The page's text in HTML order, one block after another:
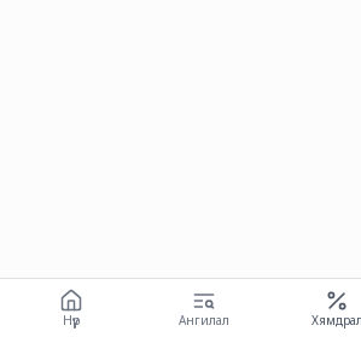
Нүүр Ангилал Хямдрал